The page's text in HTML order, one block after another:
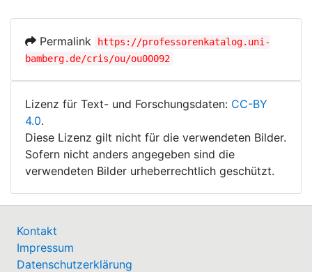
Permalink
https://professorenkatalog.uni-
bamberg.de/cris/ou/ou00092
Lizenz für Text- und Forschungsdaten: CC-BY
4.0.
Diese Lizenz gilt nicht für die verwendeten Bilder.
Sofern nicht anders angegeben sind die
verwendeten Bilder urheberrechtlich geschützt.
Kontakt
Impressum
Datenschutzerklärung